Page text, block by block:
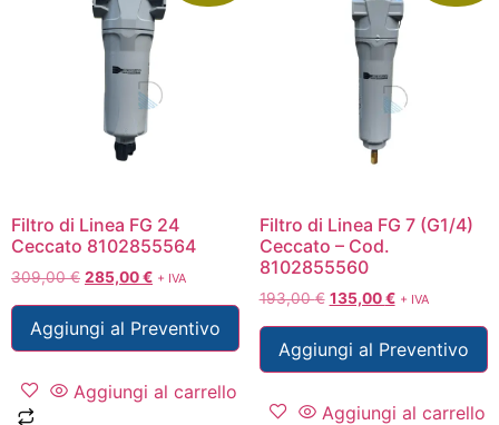
Filtro di Linea FG 24
Ceccato 8102855564
309,00€ 285,00€ + IVA
Aggiungi al Preventivo
Aggiungi al carrello
Filtro di Linea FG 7 (G1/4)
Ceccato – Cod.
8102855560
193,00€ 135,00€ + IVA
Aggiungi al Preventivo
Aggiungi al carrello